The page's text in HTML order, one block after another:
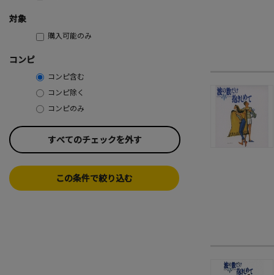
対象
購入可能のみ
コンピ
コンピ含む
コンピ除く
コンピのみ
すべてのチェックを外す
この条件で絞り込む